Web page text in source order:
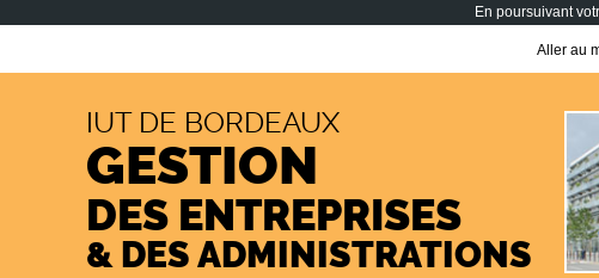
En poursuivant
Aller au
IUT DE BORDEAUX
GESTION
DES ENTREPRISES
& DES ADMINISTRATIONS